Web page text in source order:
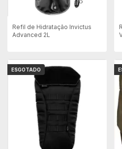
Refil de Hidratação Invictus
Advanced 2L
ESGOTADO